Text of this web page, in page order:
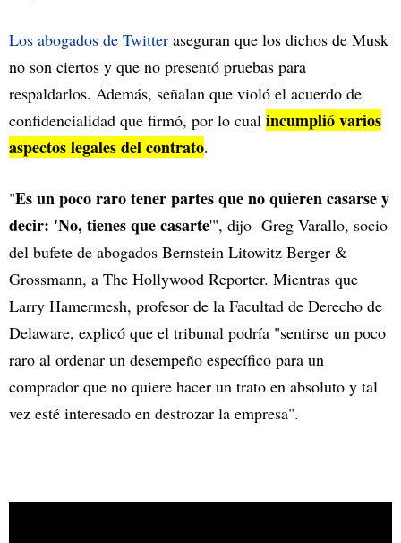
Los abogados de Twitter aseguran que los dichos de Musk
no son ciertos y que no presentó pruebas para
respaldarlos. Además, señalan que violó el acuerdo de
confidencialidad que firmó, por lo cual incumplió varios
aspectos legales del contrato.
"Es un poco raro tener partes que no quieren casarse y
decir: 'No, tienes que casarte'", dijo Greg Varallo, socio
del bufete de abogados Bernstein Litowitz Berger &
Grossmann, a The Hollywood Reporter. Mientras que
Larry Hamermesh, profesor de la Facultad de Derecho de
Delaware, explicó que el tribunal podría "sentirse un poco
raro al ordenar un desempeño específico para un
comprador que no quiere hacer un trato en absoluto y tal
vez esté interesado en destrozar la empresa".